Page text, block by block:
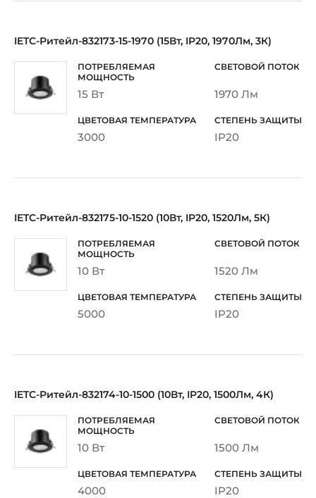
IETC-Ритейл-832173-15-1970 (15Вт, IP20, 1970Лм, 3К)
15 Вт 1970 Лм
3000 IP20
IETC-Ритейл-832175-10-1520 (10Вт, IP20, 1520Лм, 5К)
10 Вт 1520 Лм
5000 IP20
IETC-Ритейл-832174-10-1500 (10Вт, IP20, 1500Лм, 4К)
10 Вт 1500 Лм
4000 IP20